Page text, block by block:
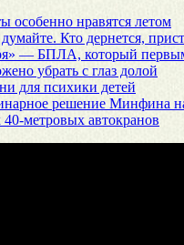
особенно нравятся летом
Кто дернется,
— БПЛА, который
убрать с глаз долой
для психики детей
решение Минфина
метровых автокранов